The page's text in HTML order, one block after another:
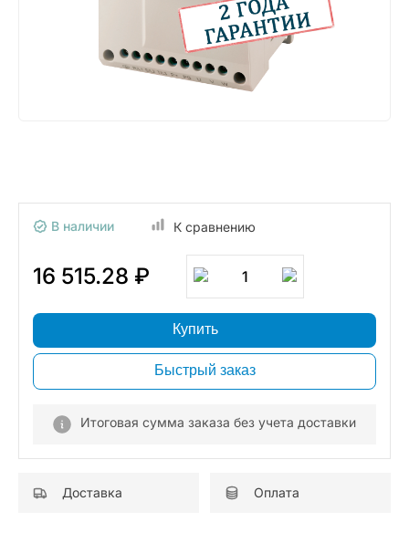
В наличии К сравнению
16 515.28 ₽ 1
Купить
Быстрый заказ
Итоговая сумма заказа без учета доставки
Доставка Оплата